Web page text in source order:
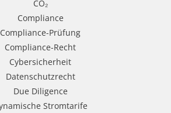
CO₂
Compliance
Compliance-Prüfung
Compliance-Recht
Cybersicherheit
Datenschutzrecht
Due Diligence
Stromtarife